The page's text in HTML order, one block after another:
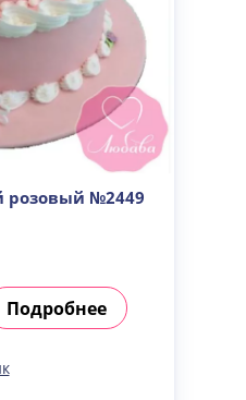
розовый №2449
Подробнее